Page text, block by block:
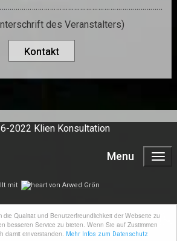
die Qualität und Benutzerfreundlichkeit der Webseite zu
besseren Service zu bieten. Wenn Sie auf Zustimmen
damit einverstanden. Mehr Infos zum Datenschutz
des Veranstalters)
Kontakt
2022 Klien Konsultation
Menu
mit von Arwed Grön